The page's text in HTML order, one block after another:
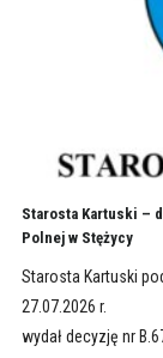
Starosta Kartuski –
Polnej w Stężycy
Starosta Kartuski
27.07.2026 r.
wydał decyzję nr